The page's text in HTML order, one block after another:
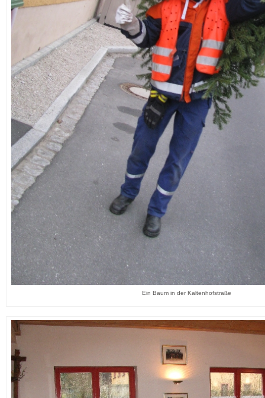
Ein Baum in der Kaltenhofstraße